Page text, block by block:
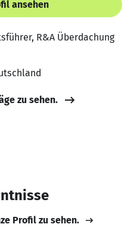
ansehen
R&A Überdachung
zu sehen.
Profil zu sehen.